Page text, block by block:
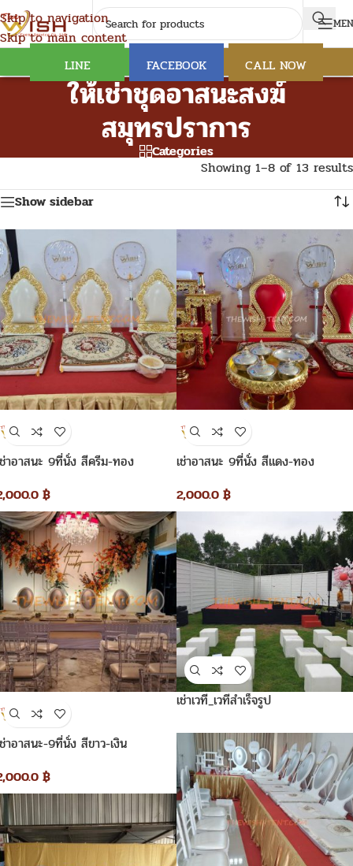
Skip to navigation
Skip to main content
LINE FACEBOOK CALL NOW
ให้เช่าชุดอาสนะสงฆ์
สมุทรปราการ
Categories
Showing 1–8 of 13 results
Show sidebar
าอาสนะ 9ที่นั่ง สีครีม-ทอง
฿
เช่าอาสนะ 9ที่นั่ง สีแดง-ทอง
2,000.0 ฿
าอาสนะ-9ที่นั่ง สีขาว-เงิน
฿
เช่าเวที_เวทีสำเร็จรูป